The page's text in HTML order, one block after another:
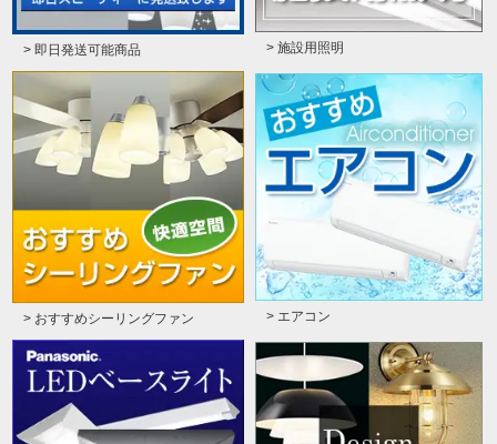
> 即日発送可能商品 > 施設用照明
> おすすめシーリングファン > エアコン